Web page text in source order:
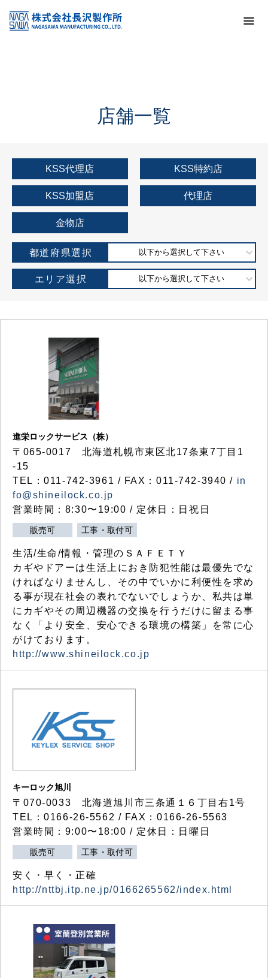
KSS加盟店・取扱店情報
店舗一覧
店舗一覧
KSS代理店 KSS特約店
KSS加盟店 代理店
金物店
都道府県選択 以下から選択して下さい
エリア選択 以下から選択して下さい
進栄ロックサービス（株）
〒065-0017 北海道札幌市東区北17条東7丁目1
-15
TEL：011-742-3961 / FAX：011-742-3940 / in
fo@shineilock.co.jp
営業時間：8:30〜19:00 / 定休日：日祝日
販売可 工事・取付可
生活/生命/情報・管理のＳＡＦＥＴＹ
カギやドアーは生活上におき防犯性能は最優先でな
ければなりませんし、その中でいかに利便性を求め
る事が現在社会の表れでないでしょうか、私共は単
にカギやその周辺機器の交換を行うだけに留まる事
なく「より安全、安心できる環境の構築」を常に心
がけております。
http://www.shineilock.co.jp
キーロック旭川
〒070-0033 北海道旭川市三条通１６丁目右1号
TEL：0166-26-5562 / FAX：0166-26-5563
営業時間：9:00〜18:00 / 定休日：日曜日
販売可 工事・取付可
安く・早く・正確
http://nttbj.itp.ne.jp/0166265562/index.html